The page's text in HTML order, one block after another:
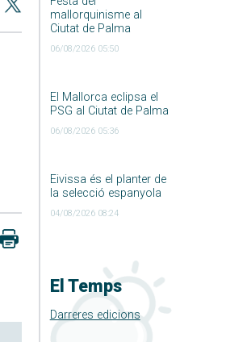
mallorquinisme al
Ciutat de Palma
06/08/2026 05:50
El Mallorca eclipsa el
PSG al Ciutat de Palma
06/08/2026 05:36
Eivissa és el planter de
la selecció espanyola
04/08/2026 08:24
El Temps
Darreres edicions